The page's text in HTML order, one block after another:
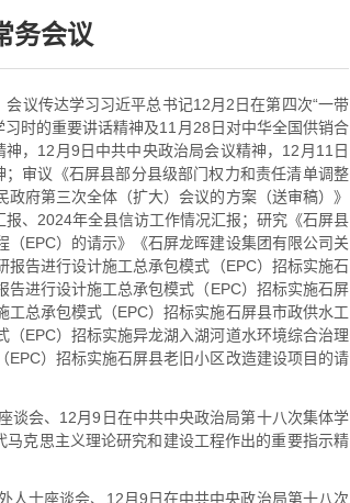
务会议
议传达学习习近平总书记12月2日在第四次“一带
时的重要讲话精神及11月28日对中华全国供销合
，12月9日中共中央政治局会议精神，12月11日
审议《石屏县部分县级部门权力和责任清单调整
府第三次全体（扩大）会议的方案（送审稿）》
、2024年全县信访工作情况汇报；研究《石屏县
EPC）的请示》《石屏龙晖建设集团有限公司关
告进行设计施工总承包模式（EPC）招标实施石
进行设计施工总承包模式（EPC）招标实施石屏
总承包模式（EPC）招标实施石屏县市政供水工
EPC）招标实施异龙湖入湖河道水环境综合治理
）招标实施石屏县老旧小区改造建设项目的请
谈会、12月9日在中共中央政治局第十八次集体学
克思主义理论研究和建设工程作出的重要指示精
人士座谈会、12月9日在中共中央政治局第十八次